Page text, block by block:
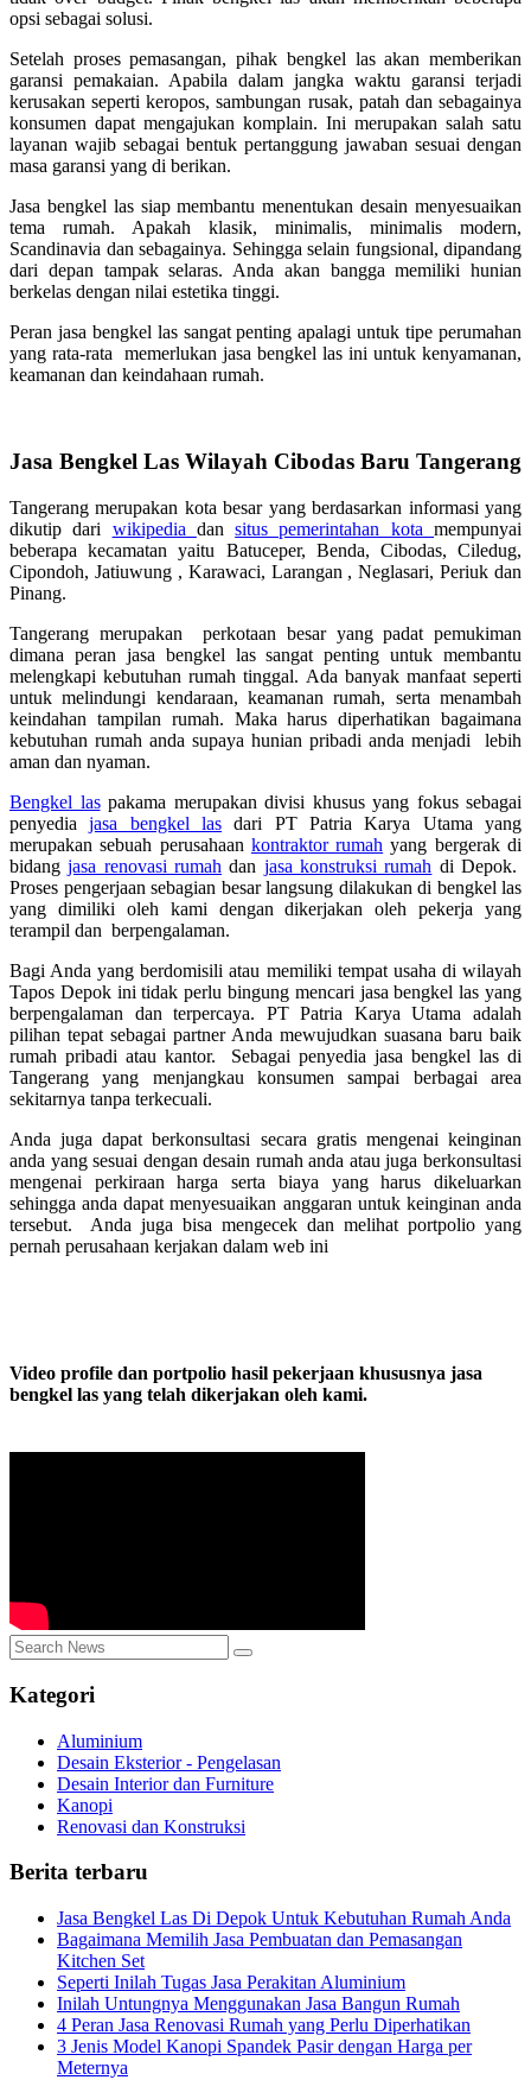
opsi sebagai solusi.
Setelah proses pemasangan, pihak bengkel las akan memberikan
garansi pemakaian. Apabila dalam jangka waktu garansi terjadi
kerusakan seperti keropos, sambungan rusak, patah dan sebagainya
konsumen dapat mengajukan komplain. Ini merupakan salah satu
layanan wajib sebagai bentuk pertanggung jawaban sesuai dengan
masa garansi yang di berikan.
Jasa bengkel las siap membantu menentukan desain menyesuaikan
tema rumah. Apakah klasik, minimalis, minimalis modern,
Scandinavia dan sebagainya. Sehingga selain fungsional, dipandang
dari depan tampak selaras. Anda akan bangga memiliki hunian
berkelas dengan nilai estetika tinggi.
Peran jasa bengkel las sangat penting apalagi untuk tipe perumahan
yang rata-rata memerlukan jasa bengkel las ini untuk kenyamanan,
keamanan dan keindahaan rumah.
Jasa Bengkel Las Wilayah Cibodas Baru Tangerang
Tangerang merupakan kota besar yang berdasarkan informasi yang
dikutip dari wikipedia dansitus pemerintahan kotamempunyai
beberapa kecamatan yaitu Batuceper, Benda, Cibodas, Ciledug,
Cipondoh, Jatiuwung , Karawaci, Larangan , Neglasari, Periuk dan
Pinang.
Tangerang merupakan perkotaan besar yang padat pemukiman
dimana peran jasa bengkel las sangat penting untuk membantu
melengkapi kebutuhan rumah tinggal. Ada banyak manfaat seperti
untuk melindungi kendaraan, keamanan rumah, serta menambah
keindahan tampilan rumah. Maka harus diperhatikan bagaimana
kebutuhan rumah anda supaya hunian pribadi anda menjadi lebih
aman dan nyaman.
Bengkel laspakama merupakan divisi khusus yang fokus sebagai
penyediajasa bengkel las dari PT Patria Karya Utama yang
merupakan sebuah perusahaan kontraktor rumah yang bergerak di
bidangjasa renovasi rumah dan jasa konstruksi rumah di Depok.
Proses pengerjaan sebagian besar langsung dilakukan di bengkel las
yang dimiliki oleh kami dengan dikerjakan oleh pekerja yang
terampil dan berpengalaman.
Bagi Anda yang berdomisili atau memiliki tempat usaha di wilayah
Tapos Depok ini tidak perlu bingung mencari jasa bengkel las yang
berpengalaman dan terpercaya. PT Patria Karya Utama adalah
pilihan tepat sebagai partner Anda mewujudkan suasana baru baik
rumah pribadi atau kantor. Sebagai penyedia jasa bengkel las di
Tangerang yang menjangkau konsumen sampai berbagai area
sekitarnya tanpa terkecuali.
Anda juga dapat berkonsultasi secara gratis mengenai keinginan
anda yang sesuai dengan desain rumah anda atau juga berkonsultasi
mengenai perkiraan harga serta biaya yang harus dikeluarkan
sehingga anda dapat menyesuaikan anggaran untuk keinginan anda
tersebut. Anda juga bisa mengecek dan melihat portpolio yang
pernah perusahaan kerjakan dalam web ini
Video profile dan portpolio hasil pekerjaan khususnya jasa
bengkel las yang telah dikerjakan oleh kami.
Kategori
Aluminium
Desain Eksterior - Pengelasan
Desain Interior dan Furniture
Kanopi
Renovasi dan Konstruksi
Berita terbaru
Jasa Bengkel Las Di Depok Untuk Kebutuhan Rumah Anda
Bagaimana Memilih Jasa Pembuatan dan Pemasangan
Kitchen Set
Seperti Inilah Tugas Jasa Perakitan Aluminium
Inilah Untungnya Menggunakan Jasa Bangun Rumah
4 Peran Jasa Renovasi Rumah yang Perlu Diperhatikan
3 Jenis Model Kanopi Spandek Pasir dengan Harga per
Meternya